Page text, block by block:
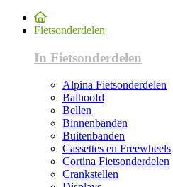
Fietsonderdelen
In Fietsonderdelen
Alpina Fietsonderdelen
Balhoofd
Bellen
Binnenbanden
Buitenbanden
Cassettes en Freewheels
Cortina Fietsonderdelen
Crankstellen